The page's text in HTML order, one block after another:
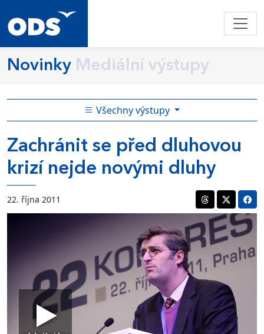
Novinky Mediální výstupy
Všechny výstupy
Zachránit se před dluhovou
krizí nejde novými dluhy
22. října 2011